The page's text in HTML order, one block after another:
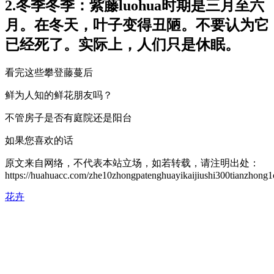
2.冬季冬季：紫藤luohua时期是三月至六
月。在冬天，叶子变得丑陋。不要认为它
已经死了。实际上，人们只是休眠。
看完这些攀登藤蔓后
鲜为人知的鲜花朋友吗？
不管房子是否有庭院还是阳台
如果您喜欢的话
原文来自网络，不代表本站立场，如若转载，请注明出处：
https://huahuacc.com/
花卉